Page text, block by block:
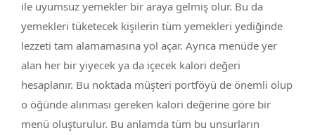
ile uyumsuz yemekler bir araya gelmiş olur. Bu da
yemekleri tüketecek kişilerin tüm yemekleri yediğinde
lezzeti tam alamamasına yol açar. Ayrıca menüde yer
alan her bir yiyecek ya da içecek kalori değeri
hesaplanır. Bu noktada müşteri portföyü de önemli olup
o öğünde alınması gereken kalori değerine göre bir
menü oluşturulur. Bu anlamda tüm bu unsurların